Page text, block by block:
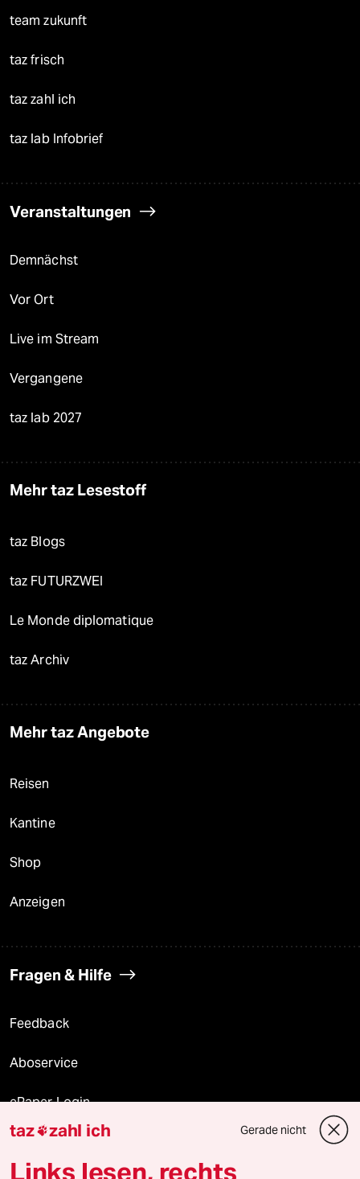
team zukunft
taz frisch
taz zahl ich
taz lab Infobrief
Veranstaltungen
Demnächst
Vor Ort
Live im Stream
Vergangene
taz lab 2027
Mehr taz Lesestoff
taz Blogs
taz FUTURZWEI
Le Monde diplomatique
taz Archiv
Mehr taz Angebote
Reisen
Kantine
Shop
Anzeigen
Fragen & Hilfe
Feedback
Aboservice
ePaper Login
Downloads für Abonnierende
taz zahl ich Gerade nicht
Links lesen, rechts